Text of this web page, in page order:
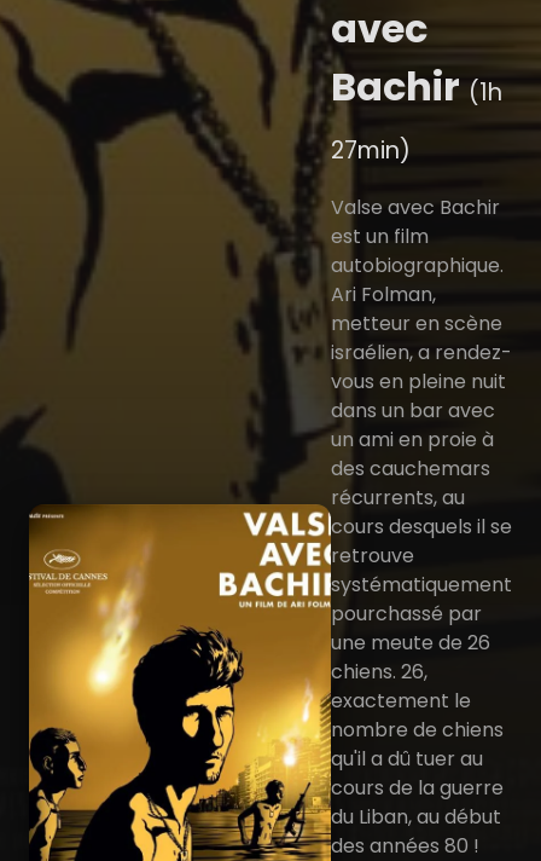
avec
Bachir (1h
27min)
Valse avec Bachir
est un film
autobiographique.
Ari Folman,
metteur en scène
israélien, a rendez-
vous en pleine nuit
dans un bar avec
un ami en proie à
des cauchemars
récurrents, au
cours desquels il se
retrouve
systématiquement
pourchassé par
une meute de 26
chiens. 26,
exactement le
nombre de chiens
qu'il a dû tuer au
cours de la guerre
du Liban, au début
des années 80 !